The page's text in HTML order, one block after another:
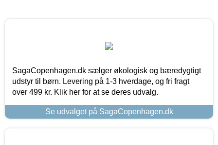
SagaCopenhagen.dk sælger økologisk og bæredygtigt
udstyr til børn. Levering på 1-3 hverdage, og fri fragt
over 499 kr. Klik her for at se deres udvalg.
Se udvalget på SagaCopenhagen.dk